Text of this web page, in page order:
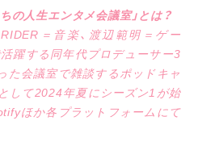
の人生エンタメ会議室」とは？
＝音楽、渡辺範明＝ゲー
躍する同年代プロデューサー3
た会議室で雑談するポッドキャ
して2024年夏にシーズン1が始
ほか各プラットフォームにて